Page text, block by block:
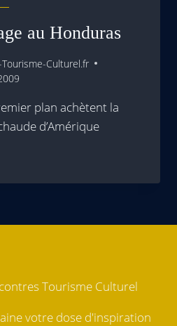
au Honduras
Culturel.fr
plan achètent la
d’Amérique
Tourisme Culturel
votre dose d'inspiration